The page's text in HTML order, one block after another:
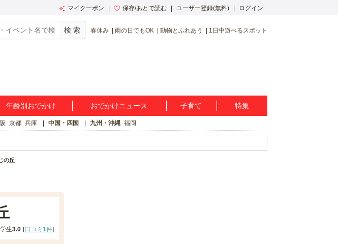
マイクーポン 保存/あとで読む ユーザー登録(無料) ログイン
春休み 雨の日でもOK 動物とふれあう 1日中遊べるスポット
年齢別おでかけ おでかけニュース 子育て 特集
京都 兵庫 中国・四国 九州・沖縄 福岡
の丘
生3.0 [口コミ 1件]